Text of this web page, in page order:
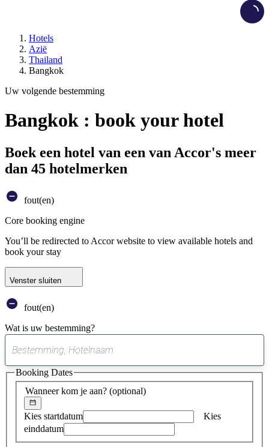
Hotels
Azië
Thailand
Bangkok
Uw volgende bestemming
Bangkok : book your hotel
Boek een hotel van een van Accor's meer
dan 45 hotelmerken
fout(en)
Core booking engine
You’ll be redirected to Accor website to view available hotels and
book your stay
Venster sluiten
fout(en)
Wat is uw bestemming?
suggestie
gevonden
Wanneer kom je aan? (optional)
Kies startdatum
Kies
einddatum
Booking Dates